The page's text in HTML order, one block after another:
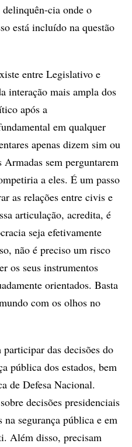
delinquên-cia onde o
está incluído na questão
entre Legislativo e
interação mais ampla dos
após a
em qualquer
apenas dizem sim ou
Armadas sem perguntarem
a eles. É um passo
as relações entre civis e
articulação, acredita, é
seja efetivamente
não é preciso um risco
os seus instrumentos
orientados. Basta
com os olhos no
das decisões do
pública dos estados, bem
de Defesa Nacional.
decisões presidenciais
segurança pública e em
Além disso, precisam